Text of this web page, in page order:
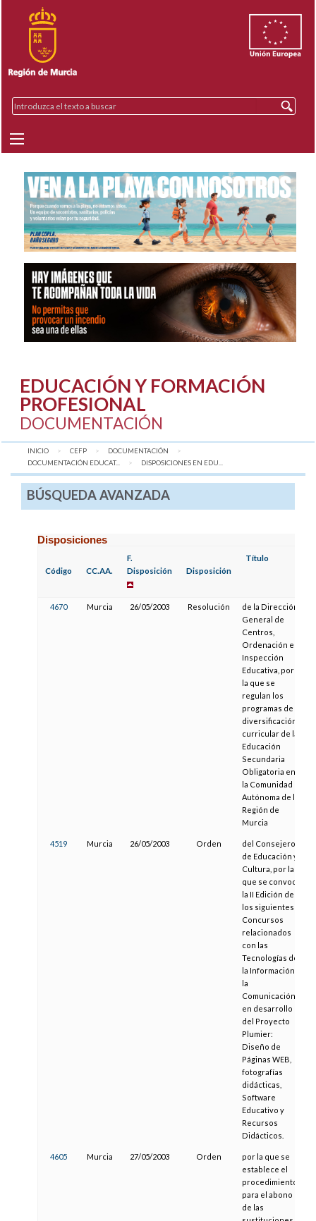
EDUCACIÓN Y FORMACIÓN
PROFESIONAL
DOCUMENTACIÓN
INICIO CEFP
DOCUMENTACIÓN
DOCUMENTACIÓN EDUCAT...
AQUÍ:
DISPOSICIONES EN EDU...
BÚSQUEDA AVANZADA
Disposiciones
Código CC.AA.
F.
Disposición
Disposición
Título
4670 Murcia 26/05/2003 Resolución
de la Dirección
General de
Centros,
Ordenación e
Inspección
Educativa, por
la que se
regulan los
programas de
diversificación
curricular de la
Educación
Secundaria
Obligatoria en
la Comunidad
Autónoma de la
Región de
Murcia
4519 Murcia 26/05/2003 Orden
del Consejero
de Educación y
Cultura, por la
que se convoca
la II Edición de
los siguientes
Concursos
relacionados
con las
Tecnologías de
la Información y
la
Comunicación
en desarrollo
del Proyecto
Plumier:
Diseño de
Páginas WEB,
fotografías
didácticas,
Software
Educativo y
Recursos
Didácticos.
4605 Murcia 27/05/2003 Orden
por la que se
establece el
procedimiento
para el abono
de las